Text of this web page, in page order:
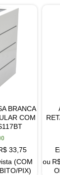
BRANCA
COM
33,75
(COM
PIX)
ou